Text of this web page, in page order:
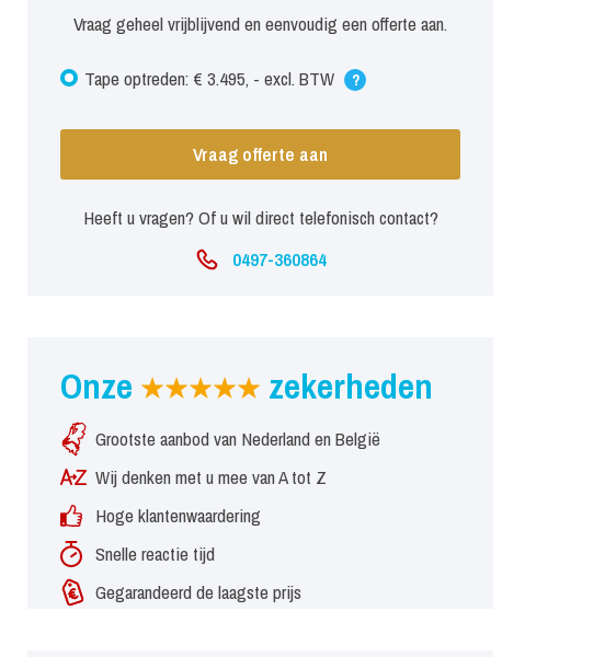
Vraag geheel vrijblijvend en eenvoudig een offerte aan.
Tape optreden: € 3.495, - excl. BTW ?
Vraag offerte aan
Heeft u vragen? Of u wil direct telefonisch contact?
0497-360864
Onze zekerheden
Grootste aanbod van Nederland en België
Wij denken met u mee van A tot Z
Hoge klantenwaardering
Snelle reactie tijd
Gegarandeerd de laagste prijs